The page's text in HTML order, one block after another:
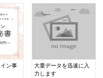
ン事
大量データを迅速に入
力します